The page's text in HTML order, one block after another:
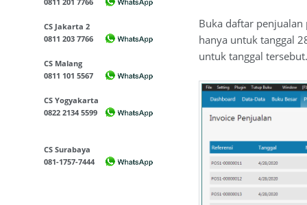
CS Jakarta 2
0811 203 7766
CS Malang
0811 101 5567
CS Yogyakarta
0822 2134 5599
CS Surabaya
081-1757-7444
Buka daftar penjualan
hanya untuk tanggal
untuk tanggal tersebut.